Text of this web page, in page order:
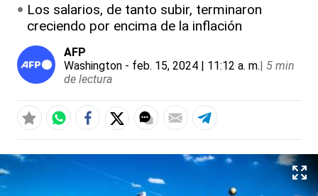
Los salarios, de tanto subir, terminaron
creciendo por encima de la inflación
AFP
Washington - feb. 15, 2024 | 11:12 a. m.| 5 min
de lectura